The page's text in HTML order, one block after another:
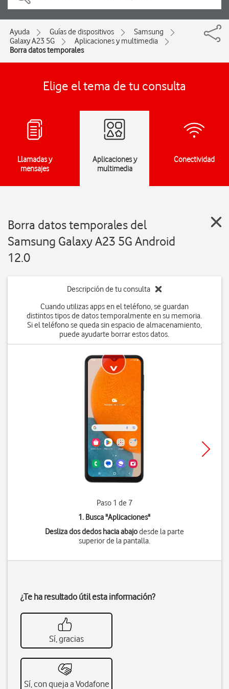
Ayuda Guías de dispositivos
Samsung
Galaxy A23 5G
Aplicaciones y multimedia
Borra datos temporales
Elige el tema de tu consulta
Llamadas y
mensajes
Aplicaciones y
multimedia
Conectividad
Borra datos temporales del
Samsung Galaxy A23 5G Android
12.0
Descripción de tu consulta
Cuando utilizas apps en el teléfono, se guardan
distintos tipos de datos temporalmente en su memoria.
Si el teléfono se queda sin espacio de almacenamiento,
puede ayudarte borrar estos datos.
Paso 1 de 7
1. Busca "Aplicaciones"
Desliza dos dedos hacia abajodesde la parte
superior de la pantalla.
¿Te ha resultado útil esta información?
Sí, gracias
Sí, con queja a Vodafone